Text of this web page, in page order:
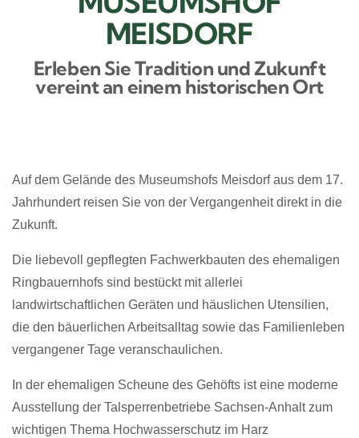
MEISDORF
Erleben Sie Tradition und Zukunft
vereint an einem historischen Ort
Auf dem Gelände des Museumshofs Meisdorf aus dem 17.
Jahrhundert reisen Sie von der Vergangenheit direkt in die
Zukunft.
Die liebevoll gepflegten Fachwerkbauten des ehemaligen
Ringbauernhofs sind bestückt mit allerlei
landwirtschaftlichen Geräten und häuslichen Utensilien,
die den bäuerlichen Arbeitsalltag sowie das Familienleben
vergangener Tage veranschaulichen.
In der ehemaligen Scheune des Gehöfts ist eine moderne
Ausstellung der Talsperrenbetriebe Sachsen-Anhalt zum
wichtigen Thema Hochwasserschutz im Harz